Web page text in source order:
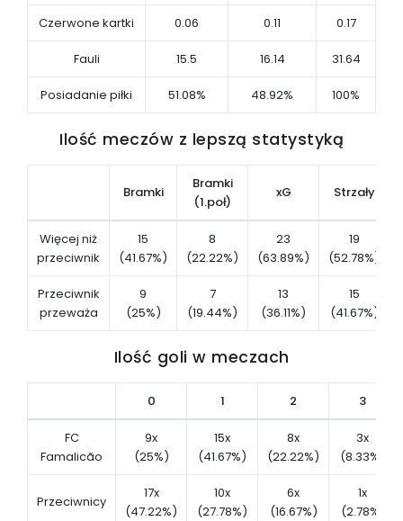
Czerwone kartki 0.06 0.11 0.17
Fauli 15.5 16.14 31.64
Posiadanie piłki 51.08% 48.92% 100%
Ilość meczów z lepszą statystyką
Bramki
Bramki
(1.poł)
xG Strzały
Więcej niż
przeciwnik
15
(41.67%)
8
(22.22%)
23
(63.89%)
19
(52.78%)
Przeciwnik
przeważa
9
(25%)
7
(19.44%)
13
(36.11%)
15
(41.67%)
Ilość goli w meczach
0 1 2 3
FC
Famalicão
9x
(25%)
15x
(41.67%)
8x
(22.22%)
3x
(8.33%)
Przeciwnicy
17x
(47.22%)
10x
(27.78%)
6x
(16.67%)
1x
(2.78%)